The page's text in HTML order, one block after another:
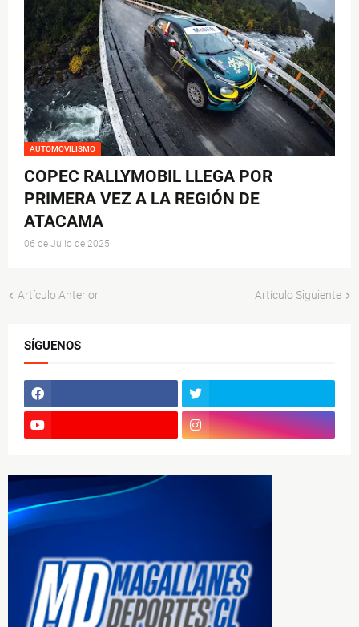
AUTOMOVILISMO
COPEC RALLYMOBIL LLEGA POR
PRIMERA VEZ A LA REGIÓN DE
ATACAMA
06 de Julio de 2025
Artículo Anterior Artículo Siguiente
SÍGUENOS